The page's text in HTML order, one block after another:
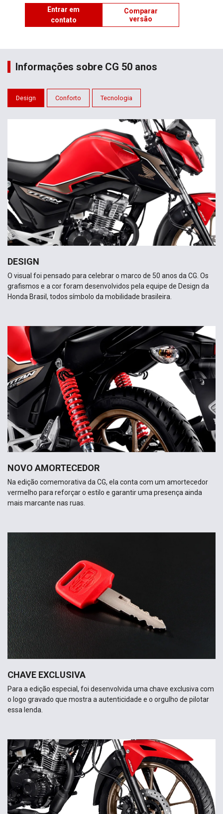
Entrar em
contato
Comparar
versão
Informações sobre CG 50 anos
Design Conforto Tecnologia
DESIGN
O visual foi pensado para celebrar o marco de 50 anos da CG. Os
grafismos e a cor foram desenvolvidos pela equipe de Design da
Honda Brasil, todos símbolo da mobilidade brasileira.
NOVO AMORTECEDOR
Na edição comemorativa da CG, ela conta com um amortecedor
vermelho para reforçar o estilo e garantir uma presença ainda
mais marcante nas ruas.
CHAVE EXCLUSIVA
Para a edição especial, foi desenvolvida uma chave exclusiva com
o logo gravado que mostra a autenticidade e o orgulho de pilotar
essa lenda.